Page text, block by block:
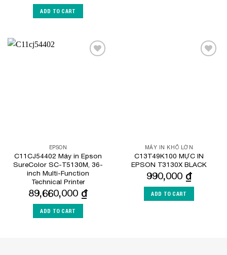
ADD TO CART
EPSON
C11CJ54402 Máy in Epson
SureColor SC-T5130M, 36-
inch Multi-Function
Technical Printer
89,660,000 ₫
ADD TO CART
MÁY IN KHỔ LỚN
C13T49K100 MỰC IN
EPSON T3130X BLACK
990,000 ₫
ADD TO CART